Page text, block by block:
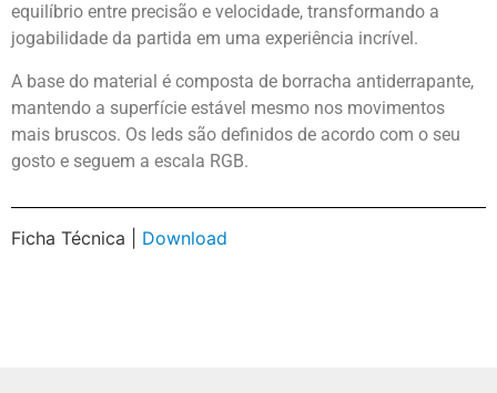
equilíbrio entre precisão e velocidade, transformando a
jogabilidade da partida em uma experiência incrível.
A base do material é composta de borracha antiderrapante,
mantendo a superfície estável mesmo nos movimentos
mais bruscos. Os leds são definidos de acordo com o seu
gosto e seguem a escala RGB.
Ficha Técnica | Download